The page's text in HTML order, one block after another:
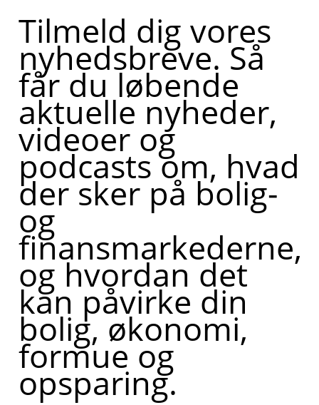
Tilmeld dig vores
nyhedsbreve. Så
får du løbende
aktuelle nyheder,
videoer og
podcasts om, hvad
der sker på bolig-
og
finansmarkederne,
og hvordan det
kan påvirke din
bolig, økonomi,
formue og
opsparing.